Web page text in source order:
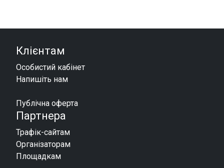
Клієнтам
Особистий кабінет
Напишіть нам
Публічна оферта
Партнера
Трафік-сайтам
Організаторам
Площадкам